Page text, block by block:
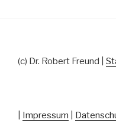
(c) Dr. Robert Freund |
Impressum